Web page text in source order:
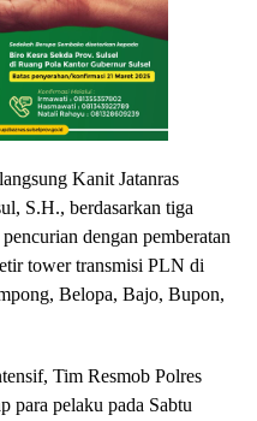
Kanit Jatanras
S.H., berdasarkan tiga
dengan pemberatan
tower transmisi PLN di
Belopa, Bajo, Bupon,
Tim Resmob Polres
para pelaku pada Sabtu